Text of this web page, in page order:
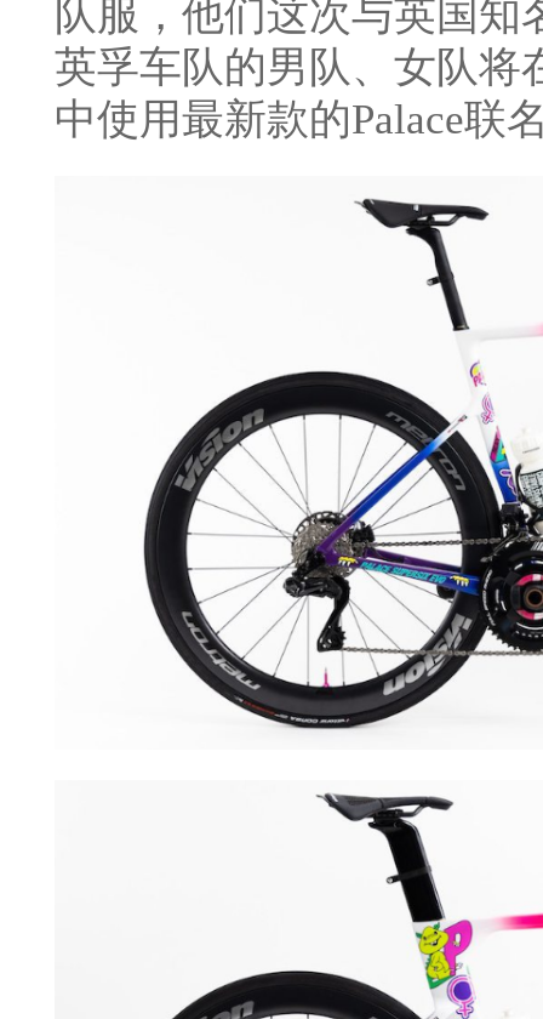
队服，他们这次与英国知
英孚车队的男队、女队将
中使用最新款的Palace联